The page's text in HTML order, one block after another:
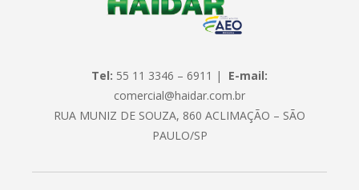
Tel: 55 11 3346 – 6911 | E-mail:
comercial@haidar.com.br
RUA MUNIZ DE SOUZA, 860 ACLIMAÇÃO – SÃO
PAULO/SP